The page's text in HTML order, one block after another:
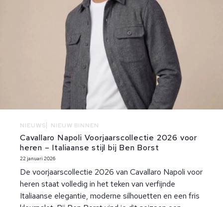
NIEUWS NIEUW BINNEN
Cavallaro Napoli Voorjaarscollectie 2026 voor
heren – Italiaanse stijl bij Ben Borst
22 januari 2026
De voorjaarscollectie 2026 van Cavallaro Napoli voor
heren staat volledig in het teken van verfijnde
Italiaanse elegantie, moderne silhouetten en een fris